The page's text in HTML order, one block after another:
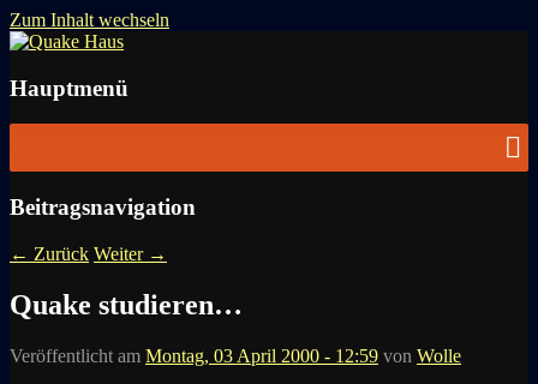
Zum Inhalt wechseln
Quake Haus
Hauptmenü
Beitragsnavigation
← Zurück Weiter →
Quake studieren…
Veröffentlicht am Montag, 03 April 2000 - 12:59 von Wolle